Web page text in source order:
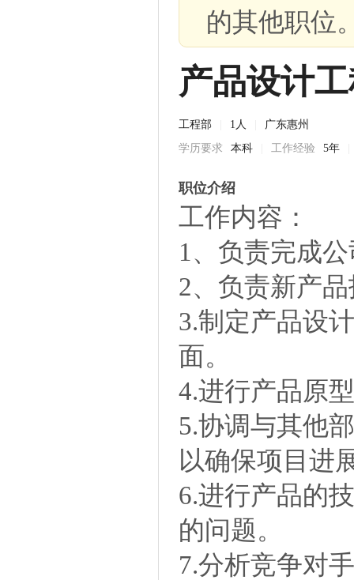
的其他职位
产品设计
工程部 1人
广东惠州
学历要求
本科 工作经验 5年
职位介绍
工作内容：
1、负责完成
2、负责新产
3.制定产品设
面。
4.进行产品原
5.协调与其他
以确保项目进
6.进行产品的
的问题。
7.分析竞争对